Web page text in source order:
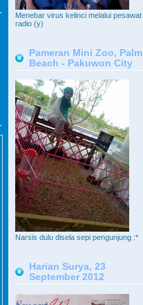
Menebar virus kelinci melalui pesawat
radio (y)
Pameran Mini Zoo, Palm
Beach - Pakuwon City
Narsis dulu disela sepi pengunjung :*
Harian Surya, 23
September 2012